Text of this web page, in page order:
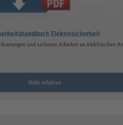
Elektrosicherheit
und sicheres Arbeiten an elektrischen
Mehr erfahren